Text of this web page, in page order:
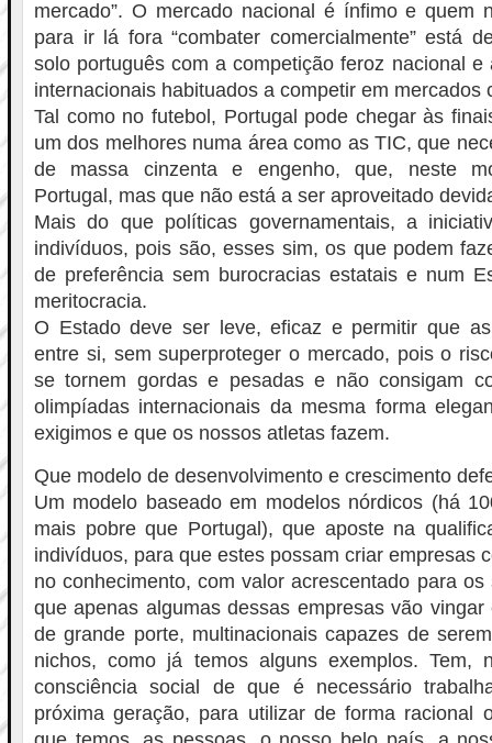
mercado”. O mercado nacional é ínfimo e quem
para ir lá fora “combater comercialmente” está
solo português com a competição feroz nacional e
internacionais habituados a competir em mercados
Tal como no futebol, Portugal pode chegar às
um dos melhores numa área como as TIC, que
de massa cinzenta e engenho, que, neste
Portugal, mas que não está a ser aproveitado
Mais do que políticas governamentais, a
indivíduos, pois são, esses sim, os que podem
de preferência sem burocracias estatais e num
meritocracia.
O Estado deve ser leve, eficaz e permitir que
entre si, sem superproteger o mercado, pois o
se tornem gordas e pesadas e não consigam
olimpíadas internacionais da mesma forma
exigimos e que os nossos atletas fazem.
Que modelo de desenvolvimento e crescimento
Um modelo baseado em modelos nórdicos (há
mais pobre que Portugal), que aposte na
indivíduos, para que estes possam criar empresas
no conhecimento, com valor acrescentado para
que apenas algumas dessas empresas vão
de grande porte, multinacionais capazes de
nichos, como já temos alguns exemplos. Tem,
consciência social de que é necessário
próxima geração, para utilizar de forma racional